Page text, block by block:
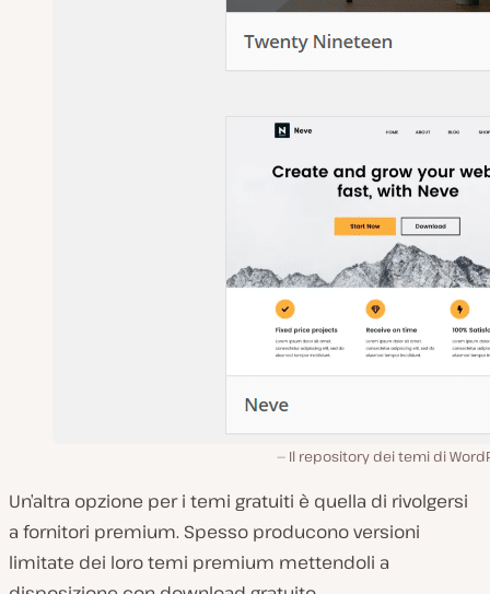
Il repository dei temi di
Un’altra opzione per i temi gratuiti è quella di rivolgersi
a fornitori premium. Spesso producono versioni
limitate dei loro temi premium mettendoli a